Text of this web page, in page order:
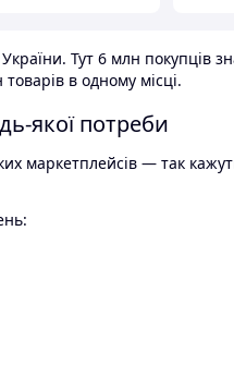
Тут 6 млн покупців
в одному місці.
якої потреби
маркетплейсів — так